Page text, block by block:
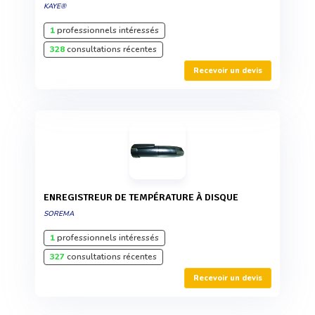
KAYE®
1professionnels intéressés
328consultations récentes
Recevoir un devis
ENREGISTREUR DE TEMPÉRATURE À DISQUE
SOREMA
1professionnels intéressés
327consultations récentes
Recevoir un devis